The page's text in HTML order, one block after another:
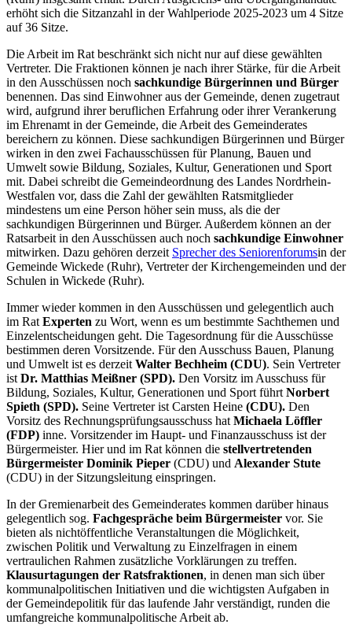
erhöht sich die Sitzanzahl in der Wahlperiode 2025-2023 um 4 Sitze
auf 36 Sitze.
Die Arbeit im Rat beschränkt sich nicht nur auf diese gewählten
Vertreter. Die Fraktionen können je nach ihrer Stärke, für die Arbeit
in den Ausschüssen noch sachkundige Bürgerinnen und Bürger
benennen. Das sind Einwohner aus der Gemeinde, denen zugetraut
wird, aufgrund ihrer beruflichen Erfahrung oder ihrer Verankerung
im Ehrenamt in der Gemeinde, die Arbeit des Gemeinderates
bereichern zu können. Diese sachkundigen Bürgerinnen und Bürger
wirken in den zwei Fachausschüssen für Planung, Bauen und
Umwelt sowie Bildung, Soziales, Kultur, Generationen und Sport
mit. Dabei schreibt die Gemeindeordnung des Landes Nordrhein-
Westfalen vor, dass die Zahl der gewählten Ratsmitglieder
mindestens um eine Person höher sein muss, als die der
sachkundigen Bürgerinnen und Bürger. Außerdem können an der
Ratsarbeit in den Ausschüssen auch noch sachkundige Einwohner
mitwirken. Dazu gehören derzeit Sprecher des Seniorenforumsin der
Gemeinde Wickede (Ruhr), Vertreter der Kirchengemeinden und der
Schulen in Wickede (Ruhr).
Immer wieder kommen in den Ausschüssen und gelegentlich auch
im Rat Experten zu Wort, wenn es um bestimmte Sachthemen und
Einzelentscheidungen geht. Die Tagesordnung für die Ausschüsse
bestimmen deren Vorsitzende. Für den Ausschuss Bauen, Planung
und Umwelt ist es derzeit Walter Bechheim (CDU). Sein Vertreter
ist Dr. Matthias Meißner (SPD). Den Vorsitz im Ausschuss für
Bildung, Soziales, Kultur, Generationen und Sport führt Norbert
Spieth (SPD). Seine Vertreter ist Carsten Heine (CDU). Den
Vorsitz des Rechnungsprüfungsausschuss hat Michaela Löffler
(FDP) inne. Vorsitzender im Haupt- und Finanzausschuss ist der
Bürgermeister. Hier und im Rat können die stellvertretenden
Bürgermeister Dominik Pieper (CDU) und Alexander Stute
(CDU) in der Sitzungsleitung einspringen.
In der Gremienarbeit des Gemeinderates kommen darüber hinaus
gelegentlich sog. Fachgespräche beim Bürgermeister vor. Sie
bieten als nichtöffentliche Veranstaltungen die Möglichkeit,
zwischen Politik und Verwaltung zu Einzelfragen in einem
vertraulichen Rahmen zusätzliche Vorklärungen zu treffen.
Klausurtagungen der Ratsfraktionen, in denen man sich über
kommunalpolitischen Initiativen und die wichtigsten Aufgaben in
der Gemeindepolitik für das laufende Jahr verständigt, runden die
umfangreiche kommunalpolitische Arbeit ab.